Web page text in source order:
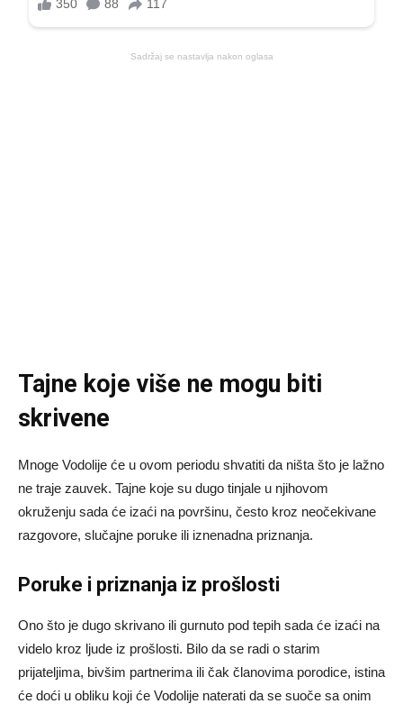
Sadržaj se nastavlja nakon oglasa
Tajne koje više ne mogu biti
skrivene
Mnoge Vodolije će u ovom periodu shvatiti da ništa što je lažno
ne traje zauvek. Tajne koje su dugo tinjale u njihovom
okruženju sada će izaći na površinu, često kroz neočekivane
razgovore, slučajne poruke ili iznenadna priznanja.
Poruke i priznanja iz prošlosti
Ono što je dugo skrivano ili gurnuto pod tepih sada će izaći na
videlo kroz ljude iz prošlosti. Bilo da se radi o starim
prijateljima, bivšim partnerima ili čak članovima porodice, istina
će doći u obliku koji će Vodolije naterati da se suoče sa onim